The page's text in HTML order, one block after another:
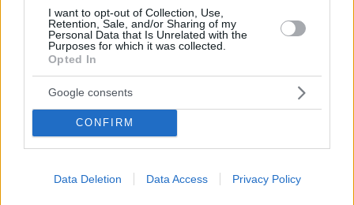
I want to opt-out of Collection, Use,
Retention, Sale, and/or Sharing of my
Personal Data that Is Unrelated with the
Purposes for which it was collected.
Opted In
Google consents
CONFIRM
Data Deletion Data Access Privacy Policy
«υπάρχουν βάσιμες υποψίες ότι υπάρχει
δωροδοκία και διαφθορά που συνδέονται με
την πυρκαγιά».
Ειδήσεις σήμερα:
Η Σώτη Τριανταφύλλου στον Δανίκα: Η woke
κουλτούρα είναι εκδήλωση παρακμής